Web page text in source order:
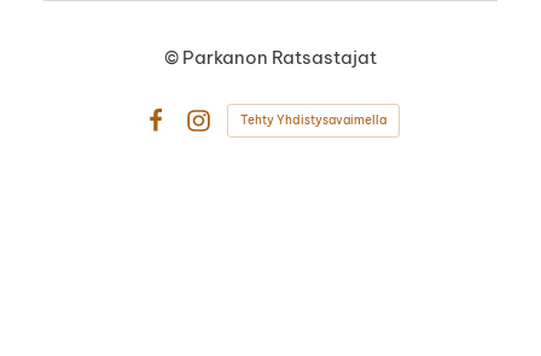
© Parkanon Ratsastajat
Tehty Yhdistysavaimella